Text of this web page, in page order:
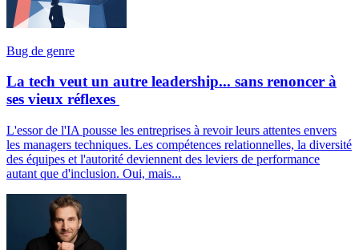
Bug de genre
La tech veut un autre leadership... sans renoncer à
ses vieux réflexes
L'essor de l'IA pousse les entreprises à revoir leurs attentes envers
les managers techniques. Les compétences relationnelles, la diversité
des équipes et l'autorité deviennent des leviers de performance
autant que d'inclusion. Oui, mais...